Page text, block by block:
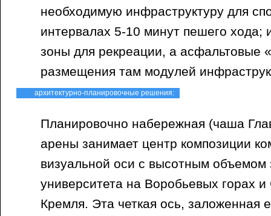
необходимую инфраструктуру для
интервалах 5-10 минут пешего хода;
зоны для рекреации, а асфальтовые
размещения там модулей
архитектурно-планировочные решения:
Планировочно набережная (чаша
арены занимает центр композиции
визуальной оси с высотным объемом
университета на Воробьевых горах
Кремля. Эта четкая ось, заложенная